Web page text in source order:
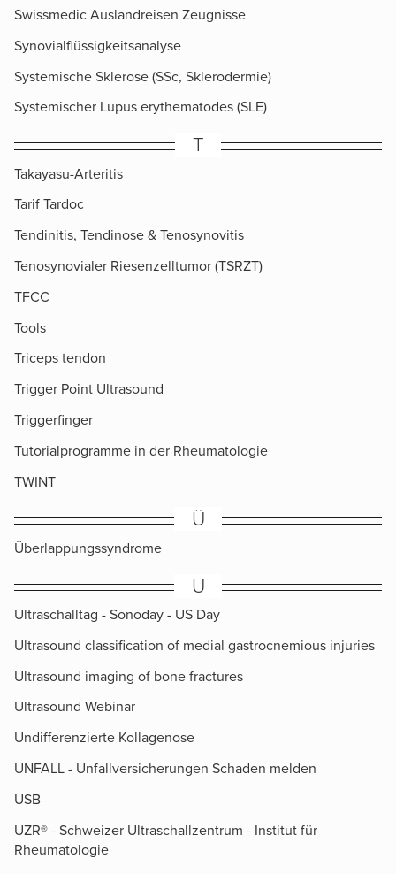
Swissmedic Auslandreisen Zeugnisse
Synovialflüssigkeitsanalyse
Systemische Sklerose (SSc, Sklerodermie)
Systemischer Lupus erythematodes (SLE)
T
Takayasu-Arteritis
Tarif Tardoc
Tendinitis, Tendinose & Tenosynovitis
Tenosynovialer Riesenzelltumor (TSRZT)
TFCC
Tools
Triceps tendon
Trigger Point Ultrasound
Triggerfinger
Tutorialprogramme in der Rheumatologie
TWINT
Ü
Überlappungssyndrome
U
Ultraschalltag - Sonoday - US Day
Ultrasound classification of medial gastrocnemious injuries
Ultrasound imaging of bone fractures
Ultrasound Webinar
Undifferenzierte Kollagenose
UNFALL - Unfallversicherungen Schaden melden
USB
UZR® - Schweizer Ultraschallzentrum - Institut für
Rheumatologie